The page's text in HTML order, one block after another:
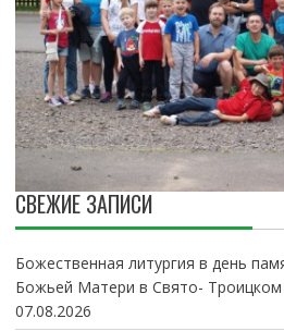
СВЕЖИЕ ЗАПИСИ
Божественная литургия в день
Божьей Матери в Свято- Троицком
07.08.2026